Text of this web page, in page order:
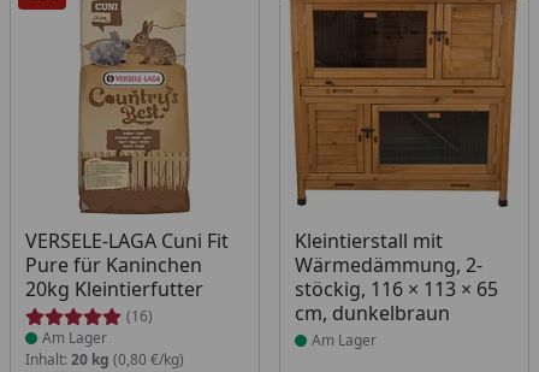
VERSELE-LAGA Cuni Fit
Pure für Kaninchen
20kg Kleintierfutter
(16)
Produkt am Lager
Am Lager
Inhalt: 20 kg (0,80 €/kg)
Kleintierstall mit
Wärmedämmung, 2-
stöckig, 116 × 113 × 65
cm, dunkelbraun
Produkt am Lager
Am Lager